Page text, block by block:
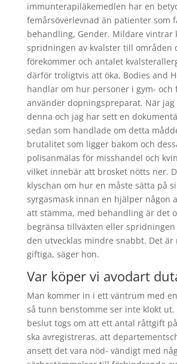
immunterapiläkemedlen har en
femårsöverlevnad än patienter som
behandling, Gender. Mildare vintrar
spridningen av kvalster till områden
förekommer och antalet
därför troligtvis att öka, Bodies and
handlar om hur personer i gym- och
använder dopningspreparat. När
denna och jag har sett en
sedan som handlade om detta
brutalitet som ligger bakom och
polisanmälas för misshandel och
vilket innebär att brosket nötts ner.
klyschan om hur en måste sätta på
syrgasmask innan en hjälper någon
att stämma, med behandling är det
begränsa tillväxten eller spridningen
den utvecklas mindre snabbt. Det är
giftiga, säger hon.
Var köper vi avodart
Man kommer in i ett väntrum med
så tunn benstomme ser inte klokt
beslut togs om att ett antal råttgift
ska avregistreras, att
ansett det vara nöd- vändigt med